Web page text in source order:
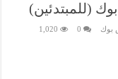
(للمبتدئين)
بوك 0
1,020